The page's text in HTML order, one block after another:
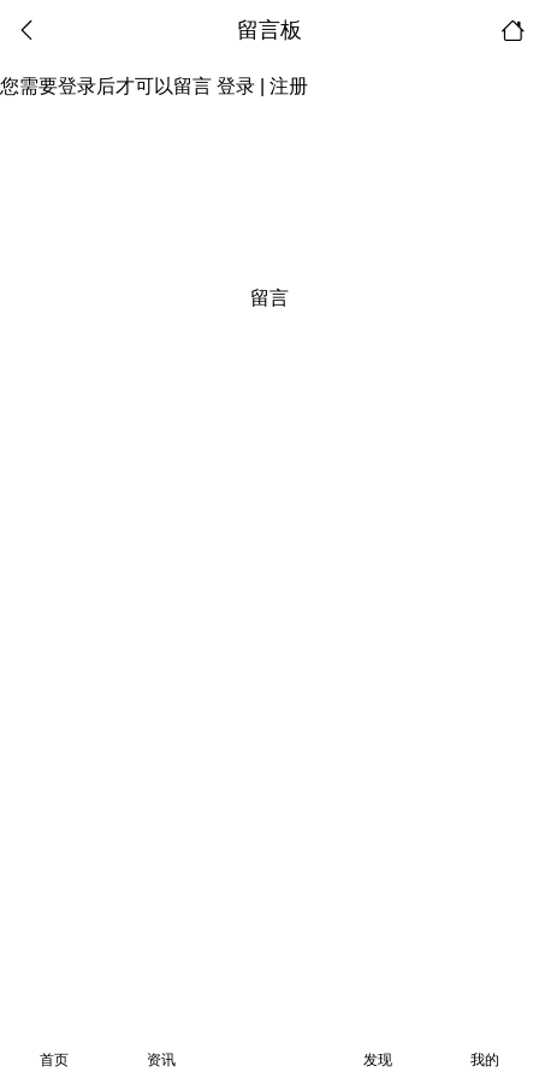
留言板
您需要登录后才可以留言 登录 注册
留言
首页 资讯 发现 我的